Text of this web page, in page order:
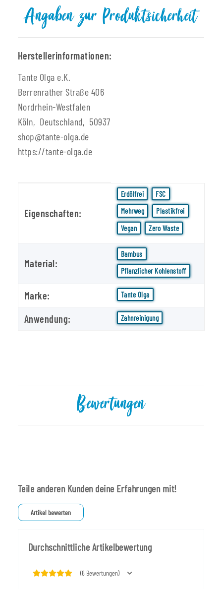
Angaben zur Produktsicherheit
Herstellerinformationen:
Tante Olga e.K.
Berrenrather Straße 406
Nordrhein-Westfalen
Köln, Deutschland, 50937
shop@tante-olga.de
https://tante-olga.de
Eigenschaften:
Erdölfrei
FSC
Mehrweg
Plastikfrei
Vegan
Zero Waste
Material:
Bambus
Pflanzlicher Kohlenstoff
Marke: Tante Olga
Anwendung: Zahnreinigung
Bewertungen
Durchschnittliche Artikelbewertung
(6 Bewertungen)
Teile anderen Kunden deine Erfahrungen mit!
Artikel bewerten